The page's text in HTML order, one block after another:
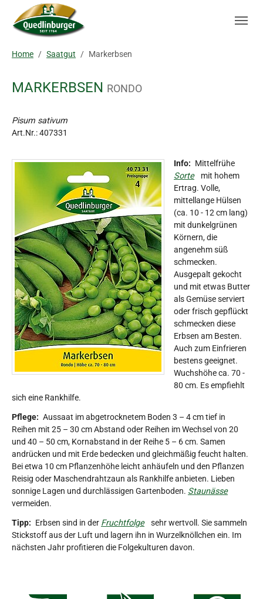
Skip to main navigation
Zum Hauptinhalt springen
Skip to page footer
Home Saatgut Markerbsen
MARKERBSEN RONDO
Pisum sativum
Art.Nr.:407331
Info: Mittelfrühe
Sorte
mit hohem
Ertrag. Volle,
mittellange Hülsen
(ca. 10 - 12 cm lang)
mit dunkelgrünen
Körnern, die
angenehm süß
schmecken.
Ausgepalt gekocht
und mit etwas Butter
als Gemüse serviert
oder frisch gepflückt
schmecken diese
Erbsen am Besten.
Auch zum Einfrieren
bestens geeignet.
Wuchshöhe ca. 70 -
80 cm. Es empfiehlt
sich eine Rankhilfe.
Pflege: Aussaat im abgetrocknetem Boden 3 – 4 cm tief in
Reihen mit 25 – 30 cm Abstand oder Reihen im Wechsel von 20
und 40 – 50 cm, Kornabstand in der Reihe 5 – 6 cm. Samen
andrücken und mit Erde bedecken und gleichmäßig feucht halten.
Bei etwa 10 cm Pflanzenhöhe leicht anhäufeln und den Pflanzen
Reisig oder Maschendrahtzaun als Rankhilfe anbieten. Lieben
sonnige Lagen und durchlässigen Gartenboden. Staunässe
vermeiden.
Tipp: Erbsen sind in der Fruchtfolge
sehr wertvoll. Sie sammeln
Stickstoff aus der Luft und lagern ihn in Wurzelknöllchen ein. Im
nächsten Jahr profitieren die Folgekulturen davon.